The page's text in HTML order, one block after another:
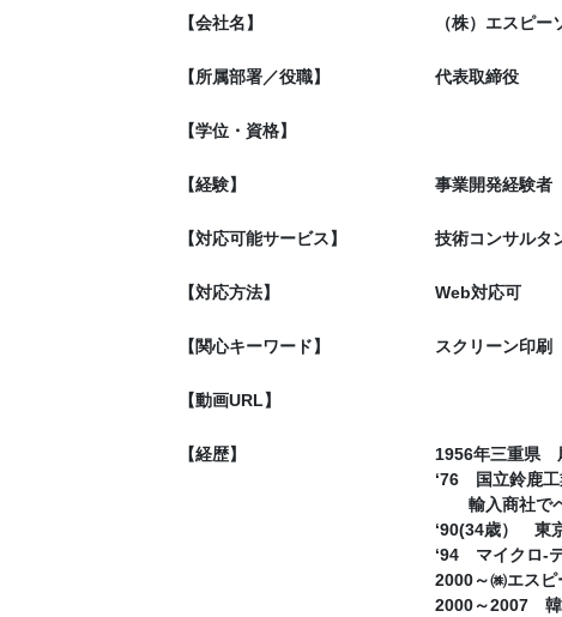
【会社名】 （株）エスピ
【所属部署／役職】 代表取締役
【学位・資格】
【経験】 事業開発経験者
【対応可能サービス】 技術コンサルタ
【対応方法】 Web対応可
【関心キーワード】 スクリーン印刷
【動画URL】
【経歴】
1956年三重県
‘76 国立鈴鹿
輸入商社でペ
‘90(34歳） 東
‘94 マイクロ-
2000～㈱エス
2000～2007 韓